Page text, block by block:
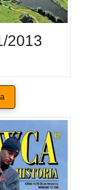
2013